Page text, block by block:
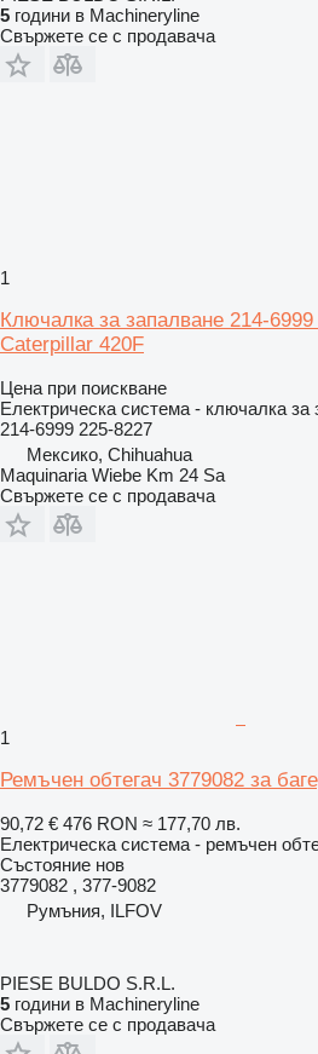
5 години в Machineryline
Свържете се с продавача
1
Ключалка за запалване 214-6999
Caterpillar 420F
Цена при поискване
Електрическа система - ключалка за
214-6999 225-8227
Мексико, Chihuahua
Maquinaria Wiebe Km 24 Sa
Свържете се с продавача
1
Ремъчен обтегач 3779082 за
90,72 € 476 RON ≈ 177,70 лв.
Електрическа система - ремъчен
Състояние нов
3779082 , 377-9082
Румъния, ILFOV
PIESE BULDO S.R.L.
5 години в Machineryline
Свържете се с продавача